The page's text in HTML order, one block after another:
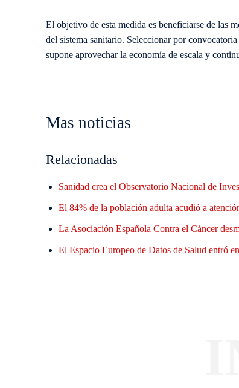
El objetivo de esta medida es beneficiarse de las
del sistema sanitario. Seleccionar por
supone aprovechar la economía de escala y
Mas noticias
Relacionadas
Sanidad crea el Observatorio Nacional de
El 84% de la población adulta acudió a
La Asociación Española Contra el Cáncer
El Espacio Europeo de Datos de Salud entró